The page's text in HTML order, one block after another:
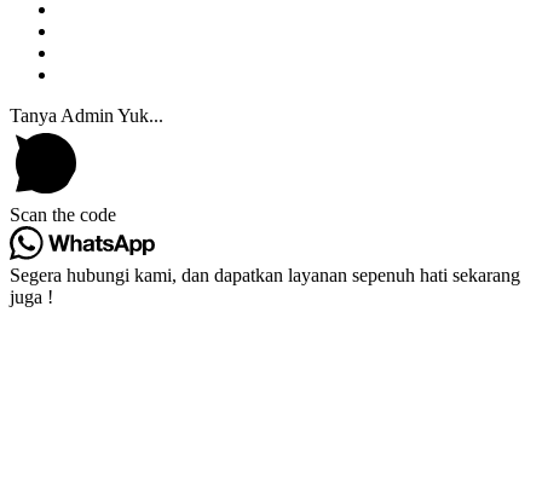
Tanya Admin Yuk...
Scan the code
Segera hubungi kami, dan dapatkan layanan sepenuh hati sekarang
juga !